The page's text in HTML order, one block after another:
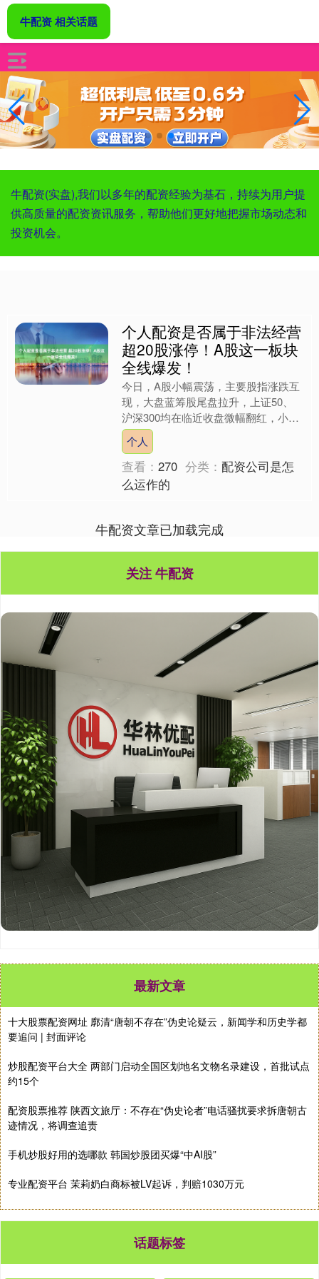
牛配资(实盘),我们以多年的配资经验为基石，持续为用户提
供高质量的配资资讯服务，帮助他们更好地把握市场动态和
投资机会。
牛配资 相关话题
个人配资是否属于非法经营
超20股涨停！A股这一板块
全线爆发！
今日，A股小幅震荡，主要股指涨跌互
现，大盘蓝筹股尾盘拉升，上证50、
沪深300均在临近收盘微幅翻红，小盘
成长股略有调整，北证50在创出阶段
性新高后逐级调整，创业....
个人
查看：270 分类：配资公司是怎
么运作的
牛配资文章已加载完成
关注 牛配资
最新文章
十大股票配资网址 廓清“唐朝不存在”伪史论疑云，新闻学和历史学都
要追问 | 封面评论
炒股配资平台大全 两部门启动全国区划地名文物名录建设，首批试点
约15个
配资股票推荐 陕西文旅厅：不存在“伪史论者”电话骚扰要求拆唐朝古
迹情况，将调查追责
手机炒股好用的选哪款 韩国炒股团买爆“中AI股”
专业配资平台 茉莉奶白商标被LV起诉，判赔1030万元
话题标签